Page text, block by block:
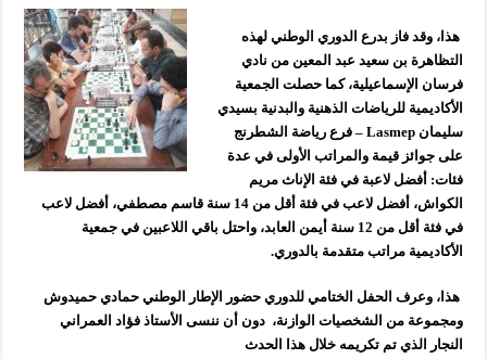
هذا، وقد فاز بدرع الدوري الوطني لهذه
التظاهرة بن سعيد عبد المعين من نادي
فرسان الإسماعيلية، كما حصلت الجمعية
الأكاديمية للرياضات الذهنية والبدنية بسيدي
سليمان Lasmep
– فرع رياضة الشطرنج
على جوائز قيمة والمراتب الأولى في عدة
فئات: أفضل لاعبة في فئة الإناث مريم
الكواش، أفضل لاعب في فئة أقل من 14 سنة قاسم مصطفي، أفضل لاعب
في فئة أقل من 12 سنة أيمن العابد، واحتل باقي اللاعبين في جمعية
الأكاديمية مراتب متقدمة بالدوري.
هذا، وعرف الحفل الختامي للدوري حضور الإطار الوطني حمادي حميدوش
ومجموعة من الشخصيات الوازنة، دون أن ننسى الأستاذ فؤاد العمراني
النجار الذي تم تكريمه خلال هذا الحدث